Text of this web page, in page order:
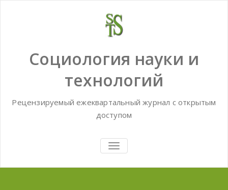
Социология науки и
технологий
Рецензируемый ежеквартальный журнал с открытым
доступом
TOGGLE
NAVIGATION